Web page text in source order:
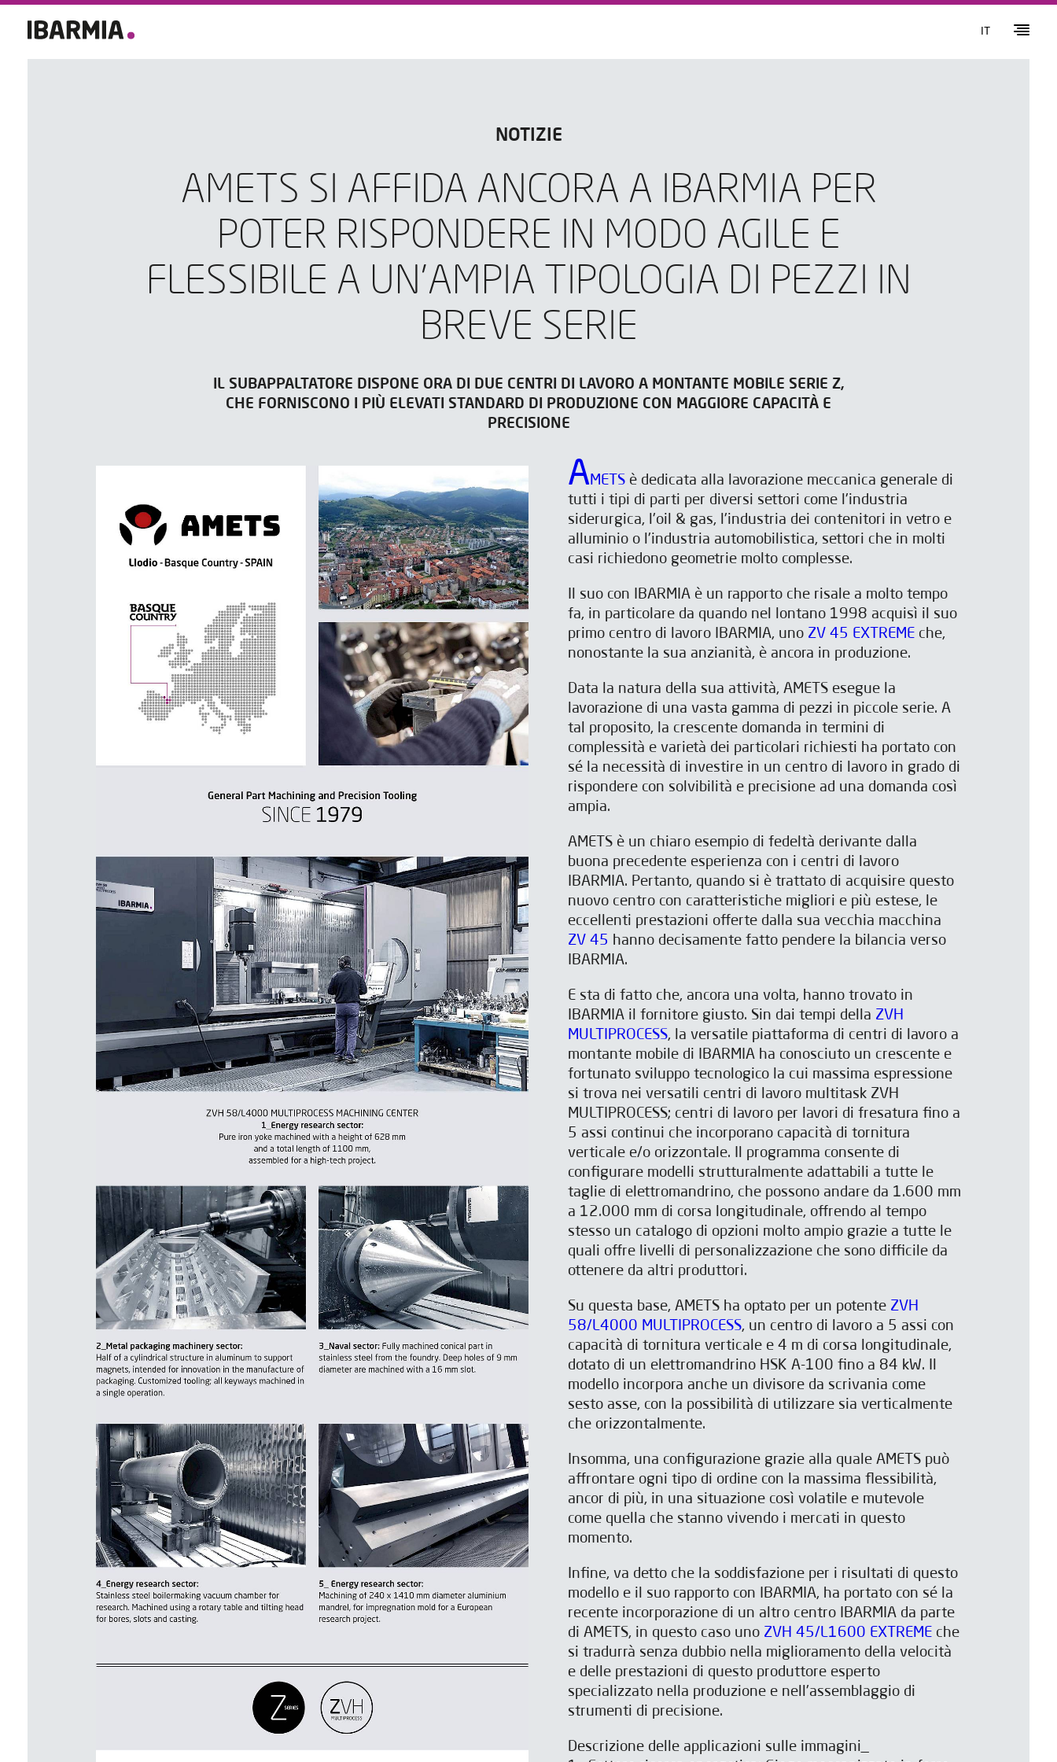
NOTIZIE
AMETS SI AFFIDA ANCORA A IBARMIA PER
POTER RISPONDERE IN MODO AGILE E
FLESSIBILE A UN'AMPIA TIPOLOGIA DI PEZZI IN
BREVE SERIE
IL SUBAPPALTATORE DISPONE ORA DI DUE CENTRI DI LAVORO A MONTANTE MOBILE SERIE Z,
CHE FORNISCONO I PIÙ ELEVATI STANDARD DI PRODUZIONE CON MAGGIORE CAPACITÀ E
PRECISIONE
A METS è dedicata alla lavorazione meccanica generale di
tutti i tipi di parti per diversi settori come l'industria
siderurgica, l'oil & gas, l'industria dei contenitori in vetro e
alluminio o l'industria automobilistica, settori che in molti
casi richiedono geometrie molto complesse.
Il suo con IBARMIA è un rapporto che risale a molto tempo
fa, in particolare da quando nel lontano 1998 acquisì il suo
primo centro di lavoro IBARMIA, uno ZV 45 EXTREME che,
nonostante la sua anzianità, è ancora in produzione.
Data la natura della sua attività, AMETS esegue la
lavorazione di una vasta gamma di pezzi in piccole serie. A
tal proposito, la crescente domanda in termini di
complessità e varietà dei particolari richiesti ha portato con
sé la necessità di investire in un centro di lavoro in grado di
rispondere con solvibilità e precisione ad una domanda così
ampia.
AMETS è un chiaro esempio di fedeltà derivante dalla
buona precedente esperienza con i centri di lavoro
IBARMIA. Pertanto, quando si è trattato di acquisire questo
nuovo centro con caratteristiche migliori e più estese, le
eccellenti prestazioni offerte dalla sua vecchia macchina
ZV 45 hanno decisamente fatto pendere la bilancia verso
IBARMIA.
E sta di fatto che, ancora una volta, hanno trovato in
IBARMIA il fornitore giusto. Sin dai tempi della ZVH
MULTIPROCESS, la versatile piattaforma di centri di lavoro a
montante mobile di IBARMIA ha conosciuto un crescente e
fortunato sviluppo tecnologico la cui massima espressione
si trova nei versatili centri di lavoro multitask ZVH
MULTIPROCESS; centri di lavoro per lavori di fresatura fino a
5 assi continui che incorporano capacità di tornitura
verticale e/o orizzontale. Il programma consente di
configurare modelli strutturalmente adattabili a tutte le
taglie di elettromandrino, che possono andare da 1.600 mm
a 12.000 mm di corsa longitudinale, offrendo al tempo
stesso un catalogo di opzioni molto ampio grazie a tutte le
quali offre livelli di personalizzazione che sono difficile da
ottenere da altri produttori.
Su questa base, AMETS ha optato per un potente ZVH
58/L4000 MULTIPROCESS, un centro di lavoro a 5 assi con
capacità di tornitura verticale e 4 m di corsa longitudinale,
dotato di un elettromandrino HSK A-100 fino a 84 kW. Il
modello incorpora anche un divisore da scrivania come
sesto asse, con la possibilità di utilizzare sia verticalmente
che orizzontalmente.
Insomma, una configurazione grazie alla quale AMETS può
affrontare ogni tipo di ordine con la massima flessibilità,
ancor di più, in una situazione così volatile e mutevole
come quella che stanno vivendo i mercati in questo
momento.
Infine, va detto che la soddisfazione per i risultati di questo
modello e il suo rapporto con IBARMIA, ha portato con sé la
recente incorporazione di un altro centro IBARMIA da parte
di AMETS, in questo caso uno ZVH 45/L1600 EXTREME che
si tradurrà senza dubbio nella miglioramento della velocità
e delle prestazioni di questo produttore esperto
specializzato nella produzione e nell'assemblaggio di
strumenti di precisione.
Descrizione delle applicazioni sulle immagini_
ISCRIVITI ALLA NOSTRA
NEWSLETTER
Compilate il modulo per ricevere più contenuti come questo.
Volete sapere come IBARMIA
può aiutarvi?
Compilate il modulo e sarete contattati.
ISCRIVITI ALLA NOSTRA
NEWSLETTER
Iscriviti alla nostra newsletter per ricevere più contenuti come questo